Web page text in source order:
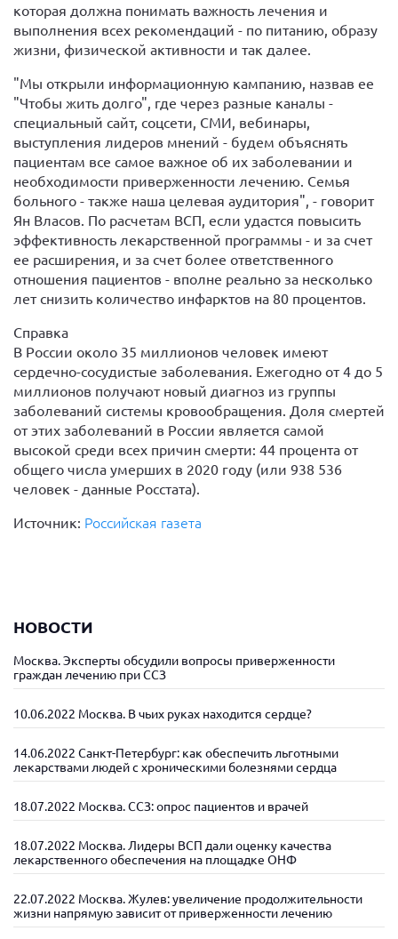
которая должна понимать важность лечения и
выполнения всех рекомендаций - по питанию, образу
жизни, физической активности и так далее.
"Мы открыли информационную кампанию, назвав ее
"Чтобы жить долго", где через разные каналы -
специальный сайт, соцсети, СМИ, вебинары,
выступления лидеров мнений - будем объяснять
пациентам все самое важное об их заболевании и
необходимости приверженности лечению. Семья
больного - также наша целевая аудитория", - говорит
Ян Власов. По расчетам ВСП, если удастся повысить
эффективность лекарственной программы - и за счет
ее расширения, и за счет более ответственного
отношения пациентов - вполне реально за несколько
лет снизить количество инфарктов на 80 процентов.
Справка
В России около 35 миллионов человек имеют
сердечно-сосудистые заболевания. Ежегодно от 4 до 5
миллионов получают новый диагноз из группы
заболеваний системы кровообращения. Доля смертей
от этих заболеваний в России является самой
высокой среди всех причин смерти: 44 процента от
общего числа умерших в 2020 году (или 938 536
человек - данные Росстата).
Источник: Российская газета
НОВОСТИ
Москва. Эксперты обсудили вопросы приверженности
граждан лечению при ССЗ
10.06.2022 Москва. В чьих руках находится сердце?
14.06.2022 Санкт-Петербург: как обеспечить льготными
лекарствами людей с хроническими болезнями сердца
18.07.2022 Москва. ССЗ: опрос пациентов и врачей
18.07.2022 Москва. Лидеры ВСП дали оценку качества
лекарственного обеспечения на площадке ОНФ
22.07.2022 Москва. Жулев: увеличение продолжительности
жизни напрямую зависит от приверженности лечению